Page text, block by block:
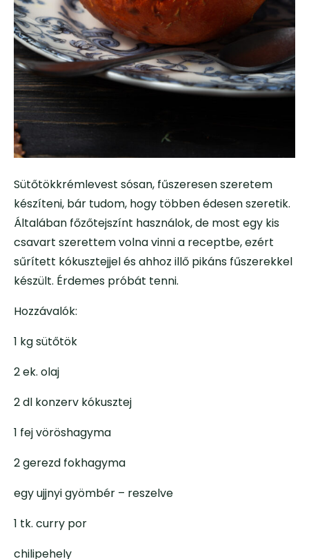
Sütőtökkrémlevest sósan, fűszeresen szeretem
készíteni, bár tudom, hogy többen édesen szeretik.
Általában főzőtejszínt használok, de most egy kis
csavart szerettem volna vinni a receptbe, ezért
sűrített kókusztejjel és ahhoz illő pikáns fűszerekkel
készült. Érdemes próbát tenni.
Hozzávalók:
1 kg sütőtök
2 ek. olaj
2 dl konzerv kókusztej
1 fej vöröshagyma
2 gerezd fokhagyma
egy ujjnyi gyömbér – reszelve
1 tk. curry por
chilipehely